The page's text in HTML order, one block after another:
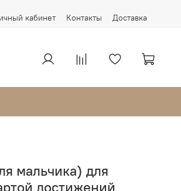
кабинет Контакты Доставка
мальчика) для
достижений